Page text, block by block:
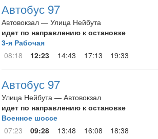
Автобус 97
Автовокзал — Улица Нейбута
идет по направлению к остановке
3-я Рабочая
08:18
12:23 14:43 17:13 19:33
Автобус 97
Улица Нейбута — Автовокзал
идет по направлению к остановке
Военное шоссе
07:23
09:28 13:48 16:08 18:38